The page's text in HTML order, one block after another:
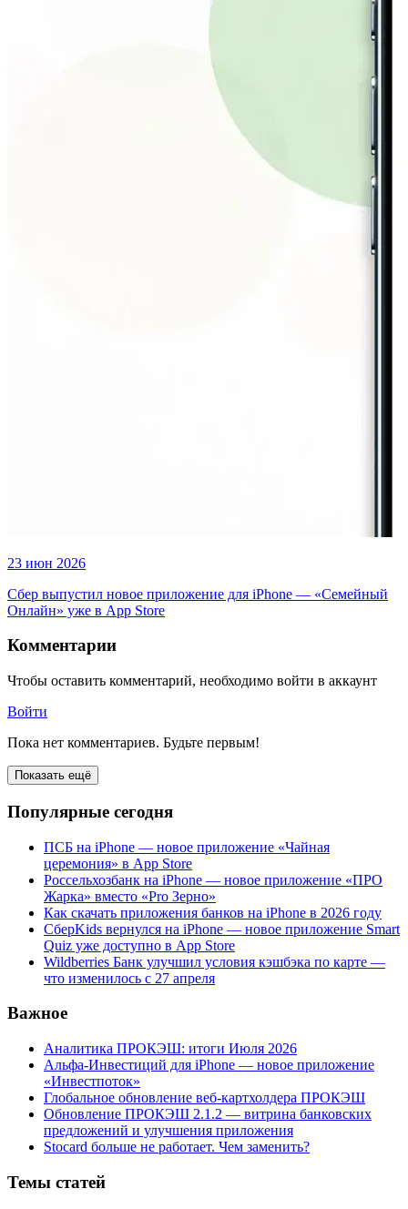
23 июн 2026
Сбер выпустил новое приложение для iPhone — «Семейный
Онлайн» уже в App Store
Комментарии
Чтобы оставить комментарий, необходимо войти в аккаунт
Войти
Пока нет комментариев. Будьте первым!
Показать ещё
Популярные сегодня
ПСБ на iPhone — новое приложение «Чайная
церемония» в App Store
Россельхозбанк на iPhone — новое приложение «ПРО
Жарка» вместо «Pro Зерно»
Как скачать приложения банков на iPhone в 2026 году
СберKids вернулся на iPhone — новое приложение Smart
Quiz уже доступно в App Store
Wildberries Банк улучшил условия кэшбэка по карте —
что изменилось с 27 апреля
Важное
Аналитика ПРОКЭШ: итоги Июля 2026
Альфа-Инвестиций для iPhone — новое приложение
«Инвестпоток»
Глобальное обновление веб-картхолдера ПРОКЭШ
Обновление ПРОКЭШ 2.1.2 — витрина банковских
предложений и улучшения приложения
Stocard больше не работает. Чем заменить?
Темы статей